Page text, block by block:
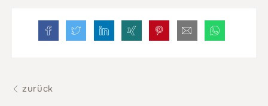
zurück